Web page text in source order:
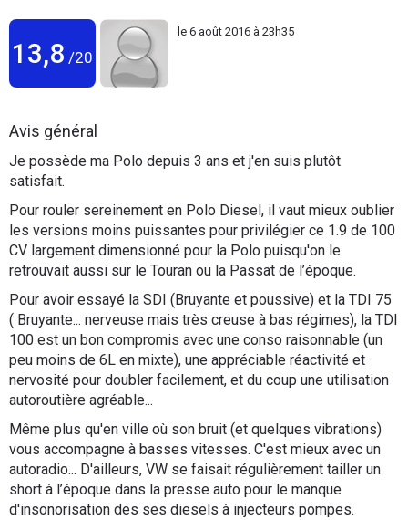
Utilitaires
Flottes
Forum
Moto
Marques
13,8 /20
le 6 août 2016 à 23h35
Avis général
Je possède ma Polo depuis 3 ans et j'en suis plutôt
satisfait.
Pour rouler sereinement en Polo Diesel, il vaut mieux oublier
les versions moins puissantes pour privilégier ce 1.9 de 100
CV largement dimensionné pour la Polo puisqu'on le
retrouvait aussi sur le Touran ou la Passat de l’époque.
Pour avoir essayé la SDI (Bruyante et poussive) et la TDI 75
( Bruyante... nerveuse mais très creuse à bas régimes), la TDI
100 est un bon compromis avec une conso raisonnable (un
peu moins de 6L en mixte), une appréciable réactivité et
nervosité pour doubler facilement, et du coup une utilisation
autoroutière agréable...
Même plus qu'en ville où son bruit (et quelques vibrations)
vous accompagne à basses vitesses. C'est mieux avec un
autoradio... D'ailleurs, VW se faisait régulièrement tailler un
short à l’époque dans la presse auto pour le manque
d'insonorisation des ses diesels à injecteurs pompes.